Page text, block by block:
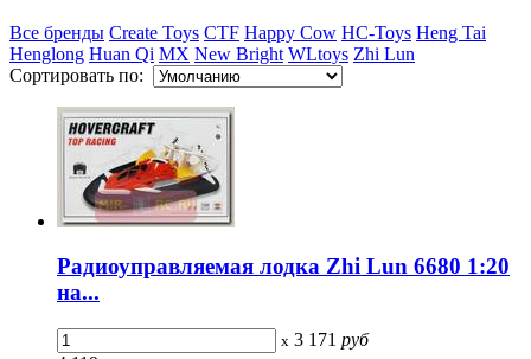
Все бренды Create Toys CTF Happy Cow HC-Toys Heng Tai
Henglong Huan Qi MX New Bright WLtoys Zhi Lun
Сортировать по:
Радиоуправляемая лодка Zhi Lun 6680 1:20
на...
x 3 171 руб